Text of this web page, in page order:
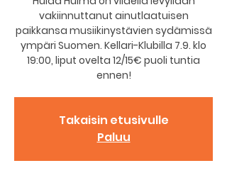
vakiinnuttanut ainutlaatuisen
paikkansa musiikinystävien sydämissä
ympäri Suomen. Kellari-Klubilla 7.9. klo
19:00, liput ovelta 12/15€ puoli tuntia
ennen!
Takaisin etusivulle
Paluu